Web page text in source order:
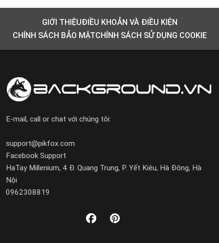
GIỚI THIỆUĐIỀU KHOẢN VÀ ĐIỀU KIỆN
CHÍNH SÁCH BẢO MẬTCHÍNH SÁCH SỬ DỤNG COOKIE
E-mail, call or chat với chúng tôi:
support@pikfox.com
Facebook Support
HaTay Millenium, 4 Đ. Quang Trung, P. Yết Kiêu, Hà Đông, Hà
Nội
0962308819